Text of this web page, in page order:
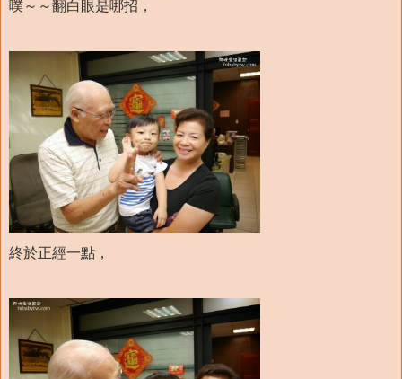
噗～～翻白眼是哪招，
終於正經一點，